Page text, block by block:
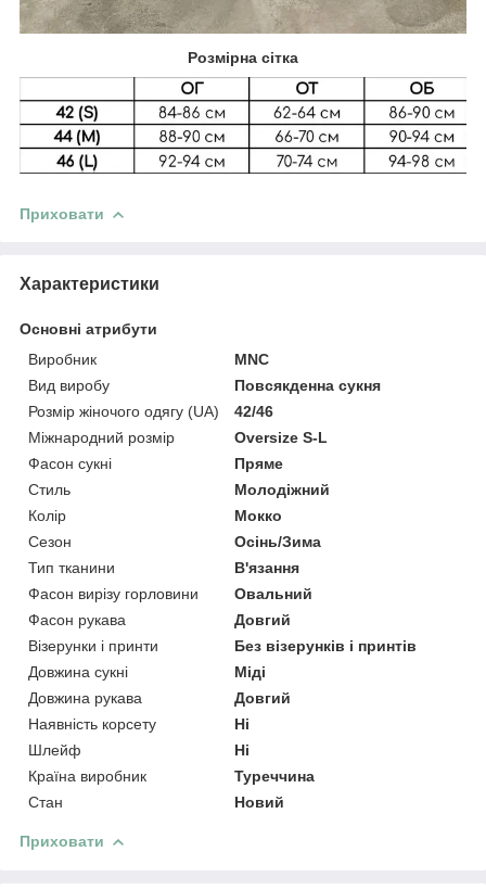
Розмірна сітка
Приховати
Характеристики
Основні атрибути
Виробник
MNC
Вид виробу
Повсякденна сукня
Розмір жіночого одягу (UA)
42/46
Міжнародний розмір
Oversize S-L
Фасон сукні
Пряме
Стиль
Молодіжний
Колір
Мокко
Сезон
Осінь/Зима
Тип тканини
В'язання
Фасон вирізу горловини
Овальний
Фасон рукава
Довгий
Візерунки і принти
Без візерунків і принтів
Довжина сукні
Міді
Довжина рукава
Довгий
Наявність корсету
Ні
Шлейф
Ні
Країна виробник
Туреччина
Стан
Новий
Приховати